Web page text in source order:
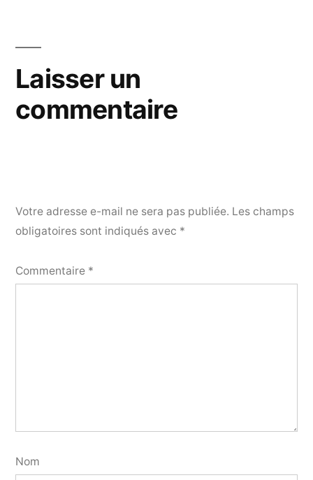
Laisser un
commentaire
Votre adresse e-mail ne sera pas publiée. Les champs
obligatoires sont indiqués avec *
Commentaire *
Nom